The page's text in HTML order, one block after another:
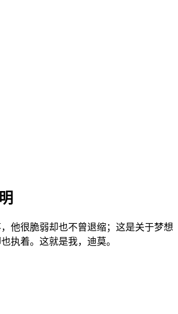
他很脆弱却也不曾退缩；这是关于梦想
执着。这就是我，迪莫。